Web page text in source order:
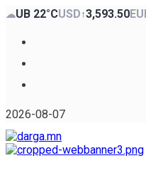
Skip
content
☁UB 22°CUSD↑3,593.50
2026-08-07